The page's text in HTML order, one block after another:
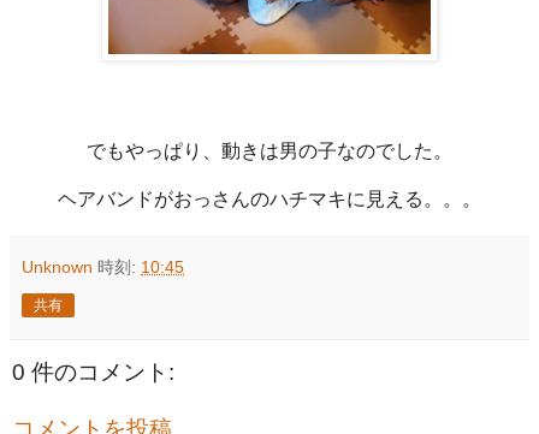
でもやっぱり、動きは男の子なのでした。
ヘアバンドがおっさんのハチマキに見える。。。
Unknown 時刻: 10:45
共有
0 件のコメント: